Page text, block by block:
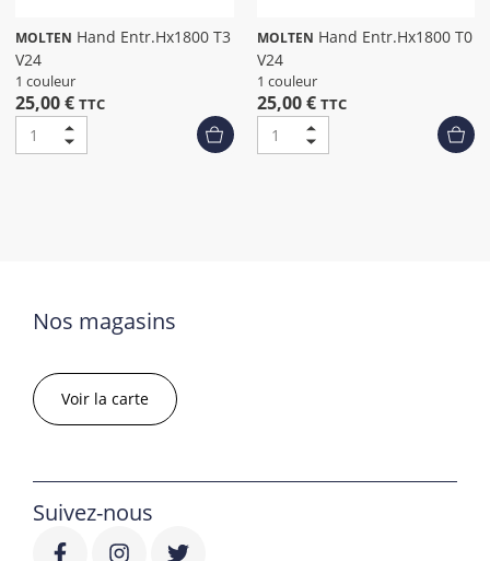
MOLTEN
V24
1 couleur
25,00 € TTC
MOLTEN
V24
1 couleur
25,00 € TTC
Nos magasins
Voir la carte
Suivez-nous